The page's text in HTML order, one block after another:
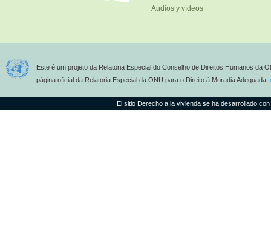
Audios y vídeos
Este é um projeto da Relatoria Especial do Conselho de Direitos Humanos da
página oficial da Relatoria Especial da ONU para o Direito à Moradia Adequada,
El sitio Derecho a la vivienda se ha desarrollado